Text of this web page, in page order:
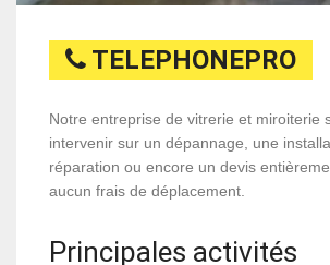
TELEPHONEPRO
Notre entreprise de vitrerie et miroiterie
intervenir sur un dépannage, une
réparation ou encore un devis
aucun frais de déplacement.
Principales activités